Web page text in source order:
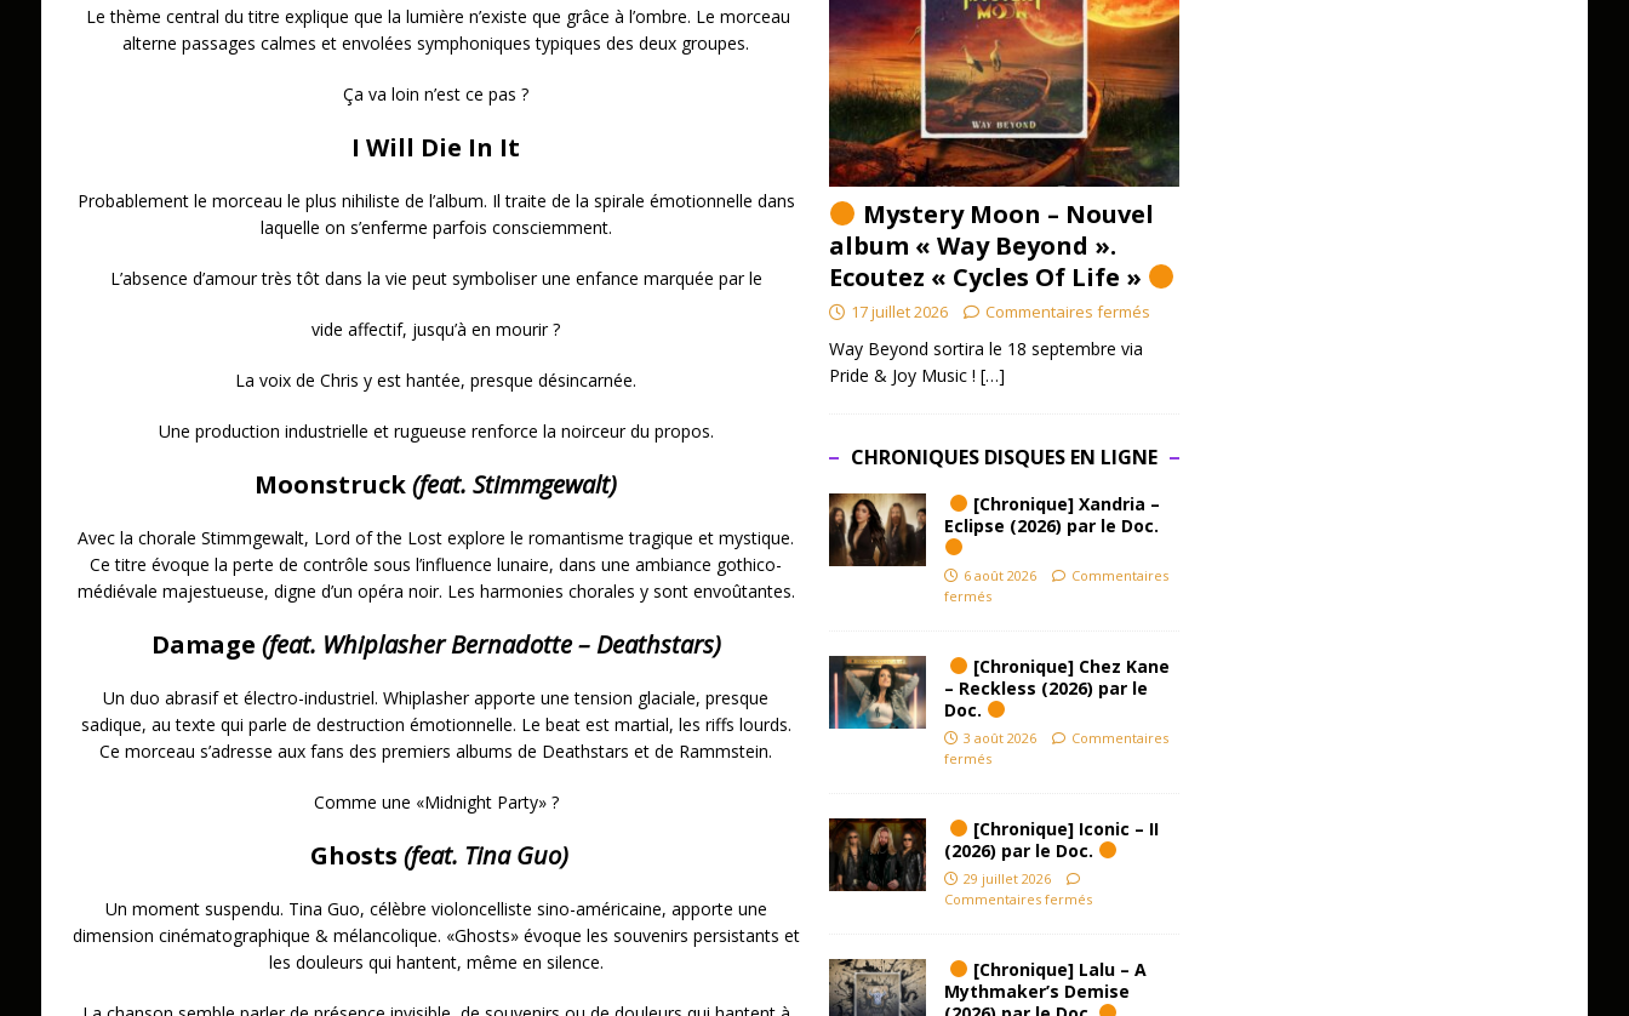
Le thème central du titre explique que la lumière n’existe que grâce à l’ombre. Le morceau
alterne passages calmes et envolées symphoniques typiques des deux groupes.
Ça va loin n’est ce pas ?
I Will Die In It
Probablement le morceau le plus nihiliste de l’album. Il traite de la spirale émotionnelle dans
laquelle on s’enferme parfois consciemment.
L’absence d’amour très tôt dans la vie peut symboliser une enfance marquée par le
vide affectif, jusqu’à en mourir ?
La voix de Chris y est hantée, presque désincarnée.
Une production industrielle et rugueuse renforce la noirceur du propos.
Moonstruck(feat. Stimmgewalt)
Avec la chorale Stimmgewalt, Lord of the Lost explore le romantisme tragique et mystique.
Ce titre évoque la perte de contrôle sous l’influence lunaire, dans une ambiance gothico-
médiévale majestueuse, digne d’un opéra noir. Les harmonies chorales y sont envoûtantes.
Damage (feat. Whiplasher Bernadotte – Deathstars)
Un duo abrasif et électro-industriel. Whiplasher apporte une tension glaciale, presque
sadique, au texte qui parle de destruction émotionnelle. Le beat est martial, les riffs lourds.
Ce morceau s’adresse aux fans des premiers albums de Deathstars et de Rammstein.
Comme une «Midnight Party» ?
Ghosts (feat. Tina Guo)
Un moment suspendu. Tina Guo, célèbre violoncelliste sino-américaine, apporte une
dimension cinématographique & mélancolique. «Ghosts» évoque les souvenirs persistants et
les douleurs qui hantent, même en silence.
Mystery Moon – Nouvel
album « Way Beyond ».
Ecoutez « Cycles Of Life »
17 juillet 2026 Commentaires fermés
Way Beyond sortira le 18 septembre via
Pride & Joy Music ! […]
CHRONIQUES DISQUES EN LIGNE
[Chronique] Xandria –
Eclipse (2026) par le Doc.
6 août 2026
Commentaires
fermés
[Chronique] Chez Kane
– Reckless (2026) par le
Doc.
3 août 2026
Commentaires
fermés
[Chronique] Iconic – II
(2026) par le Doc.
29 juillet 2026
Commentaires fermés
[Chronique] Lalu – A
Mythmaker’s Demise